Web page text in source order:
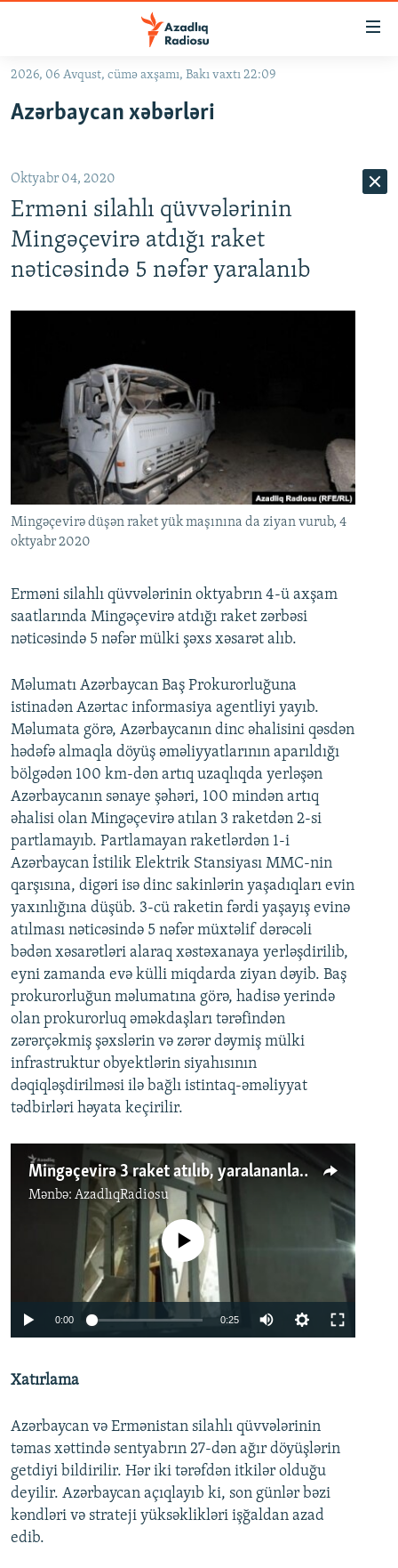
Əsas
qayıt
qayıt
Axtarışa
keç
#ƏSLINDƏ
QANUNI DOĞRU
FOTOQALEREYA
İNFOQRAFIKA
KARIKATURA
OXU ZALI
AZƏRBAYCAN ƏDƏBIYYATI KITABXANASI
İSLAM VƏ DEMOKRATIYA
İZ - MƏDƏNIYYƏT PROQRAMI
HAQQIMIZDA
MISSIYAMIZ
PEŞƏ ETIKASI VƏ JURNALISTIKA STANDARTLARIMIZ
MATERIALLARIMIZDAN ISTIFADƏ
AZADLIQRADIOSU MOBIL TELEFONUNUZDA
BIZIMLƏ ƏLAQƏ
BIZI IZLƏ
RFE/RL-in bütün saytları
2026, 06 Avqust, cümə axşamı, Bakı vaxtı 22:09
Azərbaycan xəbərləri
Oktyabr 04, 2020
Erməni silahlı qüvvələrinin
Mingəçevirə atdığı raket
nəticəsində 5 nəfər yaralanıb
Mingəçevirə düşən raket yük maşınına da ziyan vurub, 4
oktyabr 2020
Erməni silahlı qüvvələrinin oktyabrın 4-ü axşam
saatlarında Mingəçevirə atdığı raket zərbəsi
nəticəsində 5 nəfər mülki şəxs xəsarət alıb.
Məlumatı Azərbaycan Baş Prokurorluğuna
istinadən Azərtac informasiya agentliyi yayıb.
Məlumata görə, Azərbaycanın dinc əhalisini qəsdən
hədəfə almaqla döyüş əməliyyatlarının aparıldığı
bölgədən 100 km-dən artıq uzaqlıqda yerləşən
Azərbaycanın sənaye şəhəri, 100 mindən artıq
əhalisi olan Mingəçevirə atılan 3 raketdən 2-si
partlamayıb. Partlamayan raketlərdən 1-i
Azərbaycan İstilik Elektrik Stansiyası MMC-nin
qarşısına, digəri isə dinc sakinlərin yaşadıqları evin
yaxınlığına düşüb. 3-cü raketin fərdi yaşayış evinə
atılması nəticəsində 5 nəfər müxtəlif dərəcəli
bədən xəsarətləri alaraq xəstəxanaya yerləşdirilib,
eyni zamanda evə külli miqdarda ziyan dəyib. Baş
prokurorluğun məlumatına görə, hadisə yerində
olan prokurorluq əməkdaşları tərəfindən
zərərçəkmiş şəxslərin və zərər dəymiş mülki
infrastruktur obyektlərin siyahısının
dəqiqləşdirilməsi ilə bağlı istintaq-əməliyyat
tədbirləri həyata keçirilir.
Mingəçevirə 3 raket atılıb, yaralananlar var
Mənbə: AzadlıqRadiosu
720p 810p
No media source currently available
0:00 0:25
720p
810p
Xatırlama
Azərbaycan və Ermənistan silahlı qüvvələrinin
təmas xəttində sentyabrın 27-dən ağır döyüşlərin
getdiyi bildirilir. Hər iki tərəfdən itkilər olduğu
deyilir. Azərbaycan açıqlayıb ki, son günlər bəzi
kəndləri və strateji yüksəklikləri işğaldan azad
edib.